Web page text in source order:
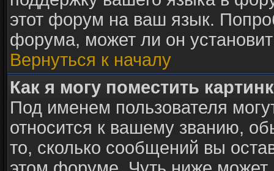
этот форум на ваш язык.
форума, может ли он
Вернуться к началу
Как я могу поместить
Под именем пользователя
относится к вашему званию,
то, сколько сообщений вы